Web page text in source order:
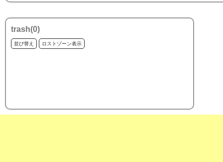
trash(0)
並び替え ロストゾーン表示